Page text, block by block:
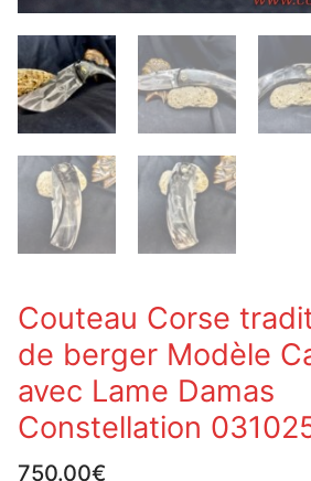
Couteau Corse
de berger Modèle
avec Lame Damas
Constellation
750.00€